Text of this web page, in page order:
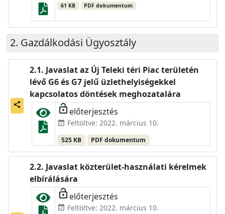
61 KB PDF dokumentum
Gazdálkodási Ügyosztály
share
Javaslat az Új Teleki téri Piac területén
lévő G6 és G7 jelű üzlethelyiségekkel
kapcsolatos döntések meghozatalára
lock_open előterjesztés
event_available Feltöltve: 2022. március 10.
525 KB PDF dokumentum
Javaslat közterület-használati kérelmek
elbírálására
lock_open előterjesztés
event_available Feltöltve: 2022. március 10.